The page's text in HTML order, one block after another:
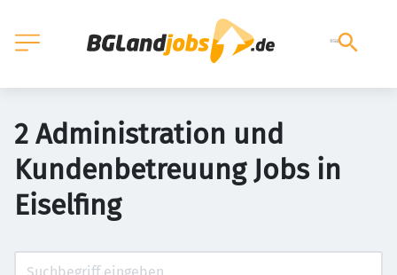
2 Administration und
Kundenbetreuung Jobs in
Eiselfing